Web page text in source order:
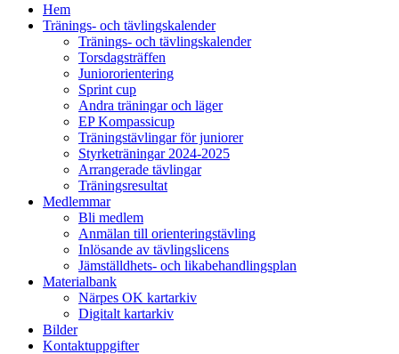
Hem
Tränings- och tävlingskalender
Tränings- och tävlingskalender
Torsdagsträffen
Juniororientering
Sprint cup
Andra träningar och läger
EP Kompassicup
Träningstävlingar för juniorer
Styrketräningar 2024-2025
Arrangerade tävlingar
Träningsresultat
Medlemmar
Bli medlem
Anmälan till orienteringstävling
Inlösande av tävlingslicens
Jämställdhets- och likabehandlingsplan
Materialbank
Närpes OK kartarkiv
Digitalt kartarkiv
Bilder
Kontaktuppgifter